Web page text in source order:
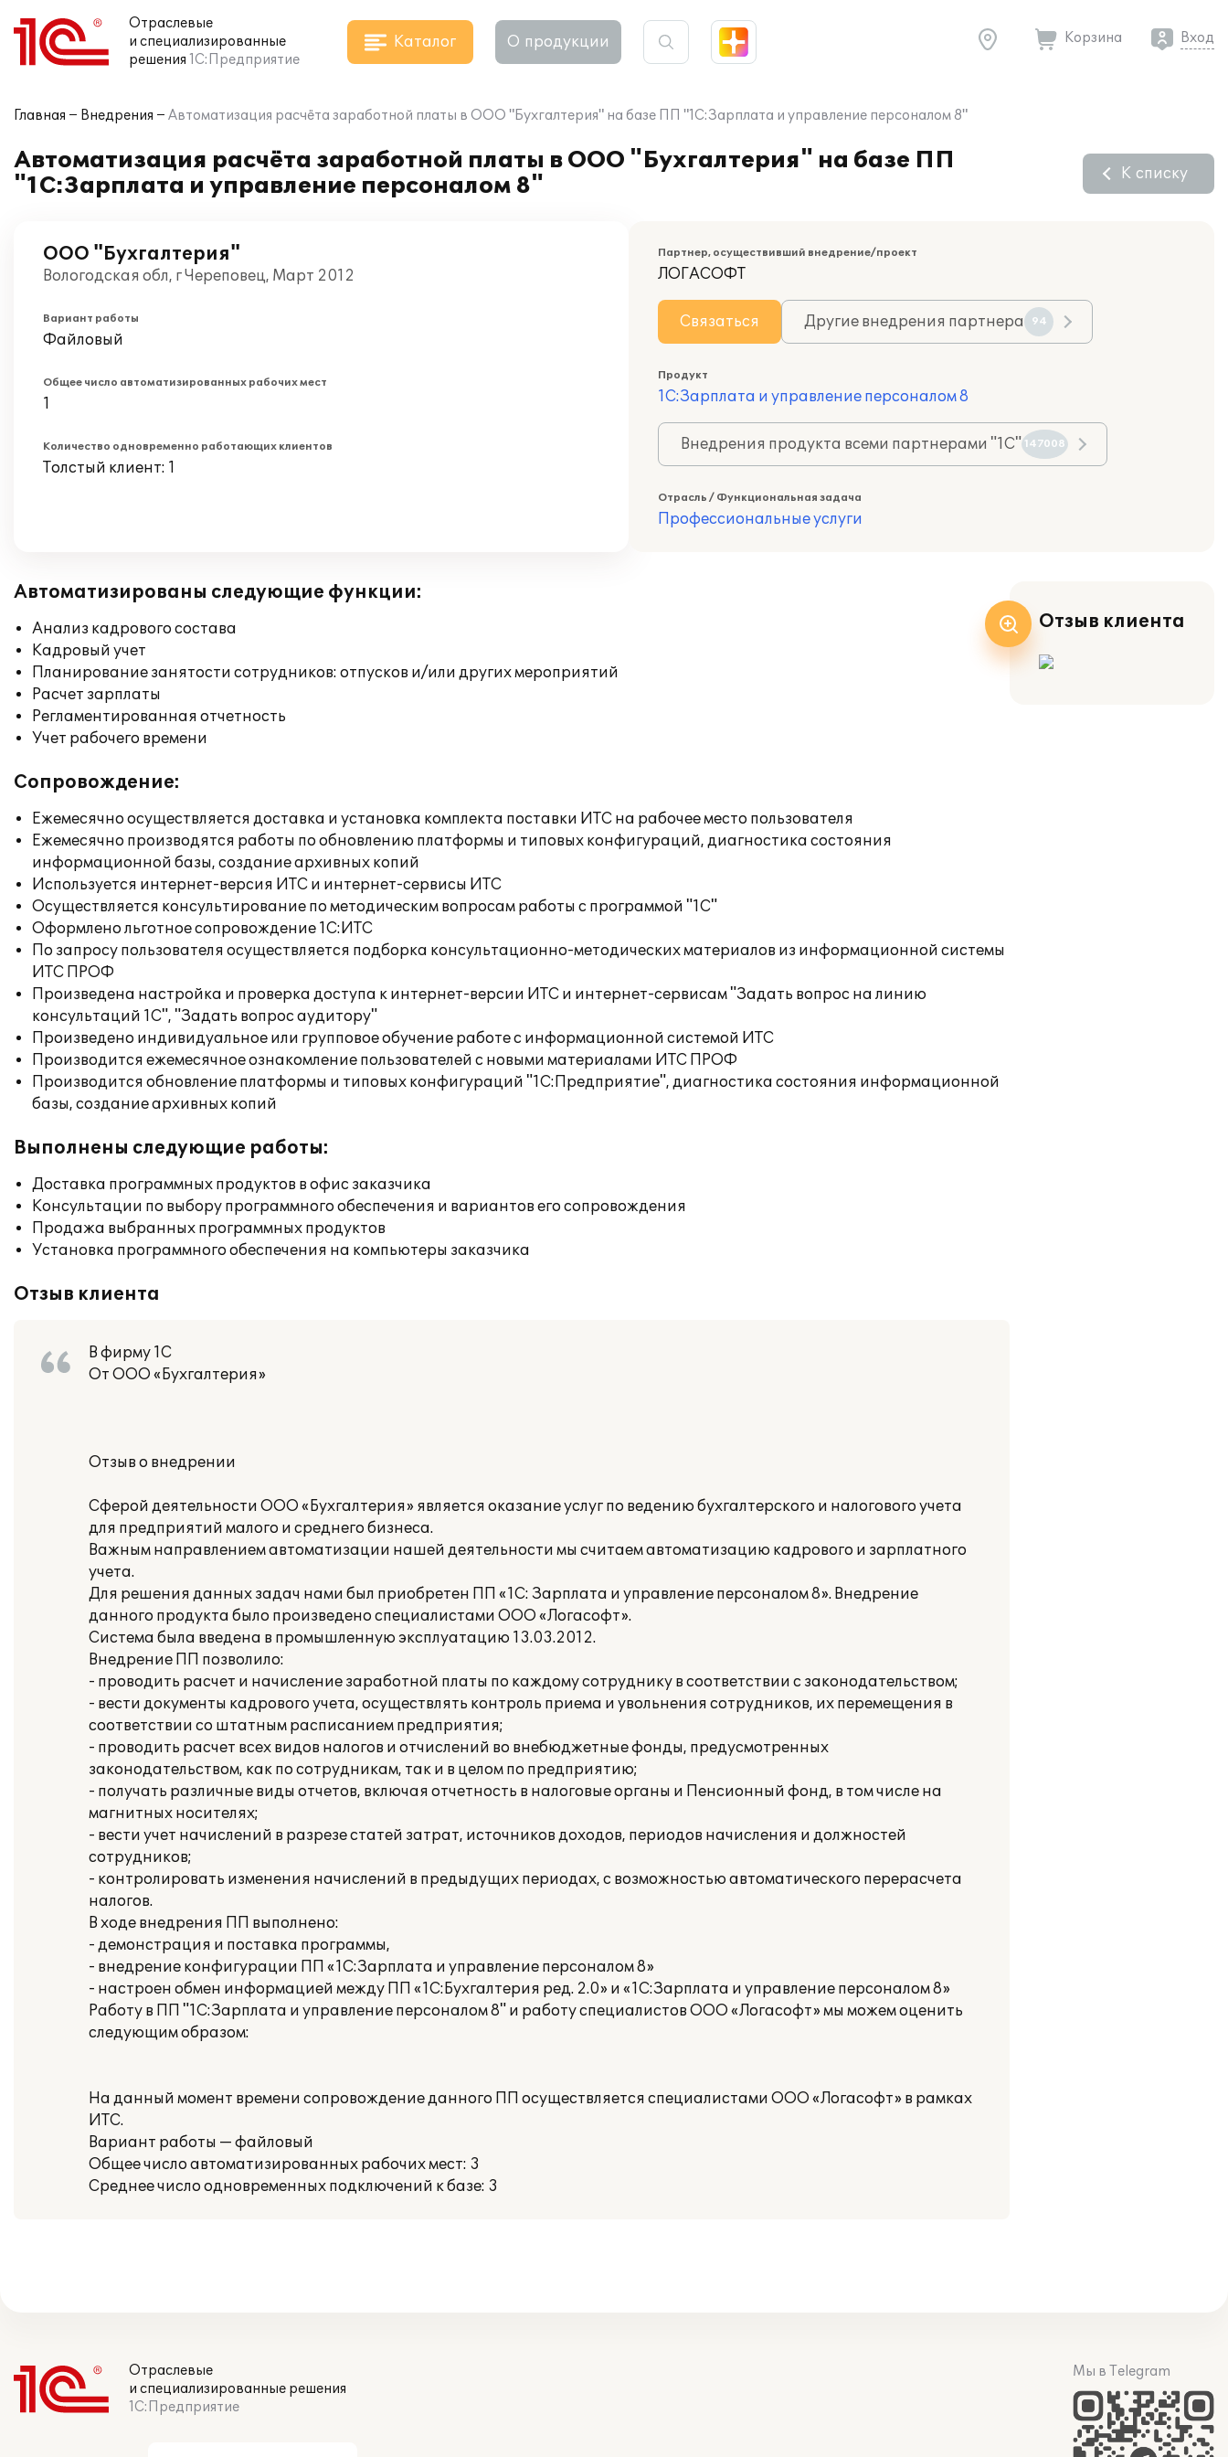
Отраслевые
и специализированные
решения 1С:Предприятие
Каталог О продукции Корзина Вход
Главная Внедрения Автоматизация расчёта заработной платы в ООО "Бухгалтерия" на базе ПП "1С:Зарплата и управление персоналом 8"
Автоматизация расчёта заработной платы в ООО "Бухгалтерия" на базе ПП
"1С:Зарплата и управление персоналом 8"
К списку
ООО "Бухгалтерия"
Вологодская обл, г Череповец, Март 2012
Вариант работы
Файловый
Общее число автоматизированных рабочих мест
1
Количество одновременно работающих клиентов
Толстый клиент: 1
Партнер, осуществивший внедрение/проект
ЛОГАСОФТ
Связаться Другие внедрения партнера 94
Продукт
1С:Зарплата и управление персоналом 8
Внедрения продукта всеми партнерами "1С" 147008
Отрасль / Функциональная задача
Профессиональные услуги
Автоматизированы следующие функции:
Анализ кадрового состава
Кадровый учет
Планирование занятости сотрудников: отпусков и/или других мероприятий
Расчет зарплаты
Регламентированная отчетность
Учет рабочего времени
Сопровождение:
Ежемесячно осуществляется доставка и установка комплекта поставки ИТС на рабочее место пользователя
Ежемесячно производятся работы по обновлению платформы и типовых конфигураций, диагностика состояния
информационной базы, создание архивных копий
Используется интернет-версия ИТС и интернет-сервисы ИТС
Осуществляется консультирование по методическим вопросам работы с программой "1С"
Оформлено льготное сопровождение 1С:ИТС
По запросу пользователя осуществляется подборка консультационно-методических материалов из информационной системы
ИТС ПРОФ
Произведена настройка и проверка доступа к интернет-версии ИТС и интернет-сервисам "Задать вопрос на линию
консультаций 1С", "Задать вопрос аудитору"
Произведено индивидуальное или групповое обучение работе с информационной системой ИТС
Производится ежемесячное ознакомление пользователей с новыми материалами ИТС ПРОФ
Производится обновление платформы и типовых конфигураций "1С:Предприятие", диагностика состояния информационной
базы, создание архивных копий
Выполнены следующие работы:
Доставка программных продуктов в офис заказчика
Консультации по выбору программного обеспечения и вариантов его сопровождения
Продажа выбранных программных продуктов
Установка программного обеспечения на компьютеры заказчика
Отзыв клиента
В фирму 1С
От ООО «Бухгалтерия»
Отзыв о внедрении
Сферой деятельности ООО «Бухгалтерия» является оказание услуг по ведению бухгалтерского и налогового учета
для предприятий малого и среднего бизнеса.
Важным направлением автоматизации нашей деятельности мы считаем автоматизацию кадрового и зарплатного
учета.
Для решения данных задач нами был приобретен ПП «1С: Зарплата и управление персоналом 8». Внедрение
данного продукта было произведено специалистами ООО «Логасофт».
Система была введена в промышленную эксплуатацию 13.03.2012.
Внедрение ПП позволило:
- проводить расчет и начисление заработной платы по каждому сотруднику в соответствии с законодательством;
- вести документы кадрового учета, осуществлять контроль приема и увольнения сотрудников, их перемещения в
соответствии со штатным расписанием предприятия;
- проводить расчет всех видов налогов и отчислений во внебюджетные фонды, предусмотренных
законодательством, как по сотрудникам, так и в целом по предприятию;
- получать различные виды отчетов, включая отчетность в налоговые органы и Пенсионный фонд, в том числе на
магнитных носителях;
- вести учет начислений в разрезе статей затрат, источников доходов, периодов начисления и должностей
сотрудников;
- контролировать изменения начислений в предыдущих периодах, с возможностью автоматического перерасчета
налогов.
В ходе внедрения ПП выполнено:
- демонстрация и поставка программы,
- внедрение конфигурации ПП «1С:Зарплата и управление персоналом 8»
- настроен обмен информацией между ПП «1С:Бухгалтерия ред. 2.0» и «1С:Зарплата и управление персоналом 8»
Работу в ПП "1С:Зарплата и управление персоналом 8" и работу специалистов ООО «Логасофт» мы можем оценить
следующим образом:
На данный момент времени сопровождение данного ПП осуществляется специалистами ООО «Логасофт» в рамках
ИТС.
Вариант работы — файловый
Общее число автоматизированных рабочих мест: 3
Среднее число одновременных подключений к базе: 3
Отзыв клиента
Отраслевые
и специализированные решения
1С:Предприятие
Мы в Telegram